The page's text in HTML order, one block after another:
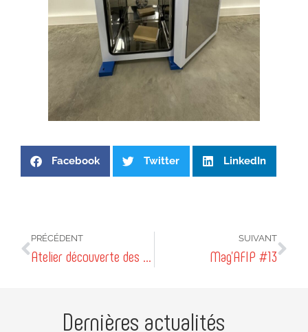
Facebook Twitter LinkedIn
PRÉCÉDENT SUIVANT
Mag’AFIP #13
Dernières actualités